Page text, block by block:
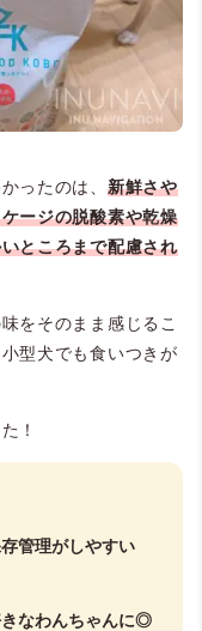
ったのは、 新鮮さや
ージの脱酸素や乾燥
ところまで配慮され
をそのまま感じるこ
型犬でも食いつきが
！
管理がしやすい
なわんちゃんに◎